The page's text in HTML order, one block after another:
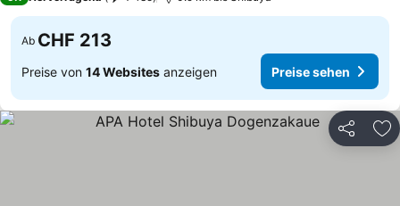
Ab CHF 213
Preise von 14 Websites anzeigen Preise sehen
Teilen